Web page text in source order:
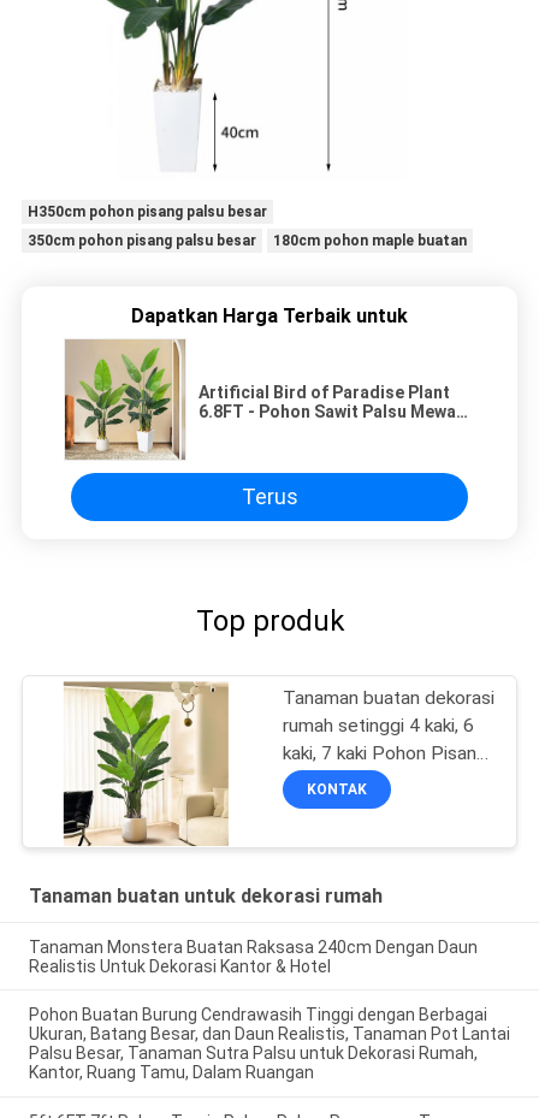
H350cm pohon pisang palsu besar
350cm pohon pisang palsu besar
180cm pohon maple buatan
Dapatkan Harga Terbaik untuk
Artificial Bird of Paradise Plant
6.8FT - Pohon Sawit Palsu Mewah
Terus
Top produk
Tanaman buatan dekorasi
rumah setinggi 4 kaki, 6
kaki, 7 kaki Pohon Pisang,
tanaman burung
cenderawasih​ untuk
Ruangan
KONTAK
Tanaman buatan untuk dekorasi rumah
Tanaman Monstera Buatan Raksasa 240cm Dengan Daun
Realistis Untuk Dekorasi Kantor & Hotel
Pohon Buatan Burung Cendrawasih Tinggi dengan Berbagai
Ukuran, Batang Besar, dan Daun Realistis, Tanaman Pot Lantai
Palsu Besar, Tanaman Sutra Palsu untuk Dekorasi Rumah,
Kantor, Ruang Tamu, Dalam Ruangan